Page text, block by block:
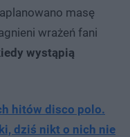
masę
wrażeń fani
wystąpią
hitów disco polo.
dziś nikt o nich nie